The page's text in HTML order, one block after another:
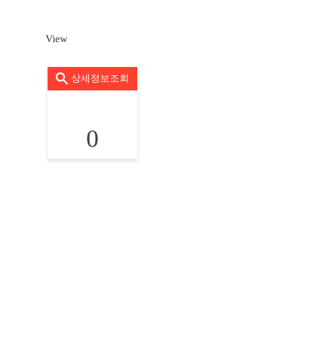
View
상세정보조회
0